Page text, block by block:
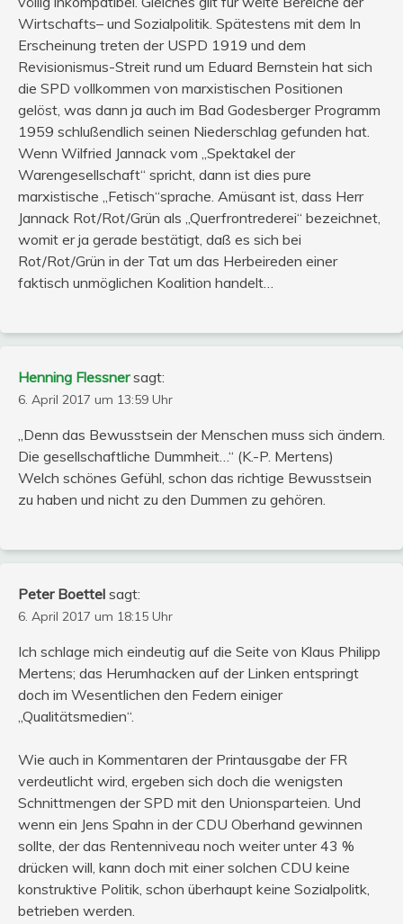
Wirtschafts– und Sozialpolitik. Spätestens mit dem In
Erscheinung treten der USPD 1919 und dem
Revisionismus-Streit rund um Eduard Bernstein hat sich
die SPD vollkommen von marxistischen Positionen
gelöst, was dann ja auch im Bad Godesberger Programm
1959 schlußendlich seinen Niederschlag gefunden hat.
Wenn Wilfried Jannack vom „Spektakel der
Warengesellschaft“ spricht, dann ist dies pure
marxistische „Fetisch“sprache. Amüsant ist, dass Herr
Jannack Rot/Rot/Grün als „Querfrontrederei“ bezeichnet,
womit er ja gerade bestätigt, daß es sich bei
Rot/Rot/Grün in der Tat um das Herbeireden einer
faktisch unmöglichen Koalition handelt…
Henning Flessner sagt:
6. April 2017 um 13:59 Uhr
„Denn das Bewusstsein der Menschen muss sich ändern.
Die gesellschaftliche Dummheit…“ (K.-P. Mertens)
Welch schönes Gefühl, schon das richtige Bewusstsein
zu haben und nicht zu den Dummen zu gehören.
Peter Boettel sagt:
6. April 2017 um 18:15 Uhr
Ich schlage mich eindeutig auf die Seite von Klaus Philipp
Mertens; das Herumhacken auf der Linken entspringt
doch im Wesentlichen den Federn einiger
„Qualitätsmedien“.
Wie auch in Kommentaren der Printausgabe der FR
verdeutlicht wird, ergeben sich doch die wenigsten
Schnittmengen der SPD mit den Unionsparteien. Und
wenn ein Jens Spahn in der CDU Oberhand gewinnen
sollte, der das Rentenniveau noch weiter unter 43 %
drücken will, kann doch mit einer solchen CDU keine
konstruktive Politik, schon überhaupt keine Sozialpolitk,
betrieben werden.